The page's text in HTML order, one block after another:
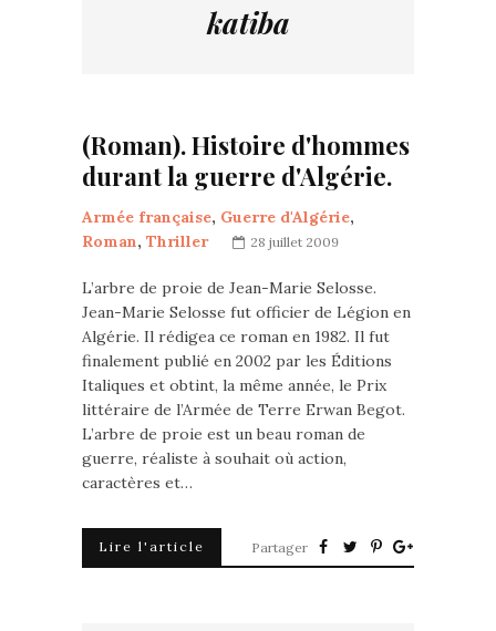
katiba
(Roman). Histoire d'hommes
durant la guerre d'Algérie.
Armée française, Guerre d'Algérie,
Roman, Thriller 28 juillet 2009
L’arbre de proie de Jean-Marie Selosse.
Jean-Marie Selosse fut officier de Légion en
Algérie. Il rédigea ce roman en 1982. Il fut
finalement publié en 2002 par les Éditions
Italiques et obtint, la même année, le Prix
littéraire de l’Armée de Terre Erwan Begot.
L’arbre de proie est un beau roman de
guerre, réaliste à souhait où action,
caractères et…
Lire l'article Partager